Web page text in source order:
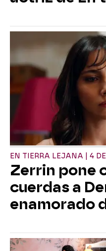
EN TIERRA LEJANA | 4
Zerrin pone
cuerdas a
enamorado